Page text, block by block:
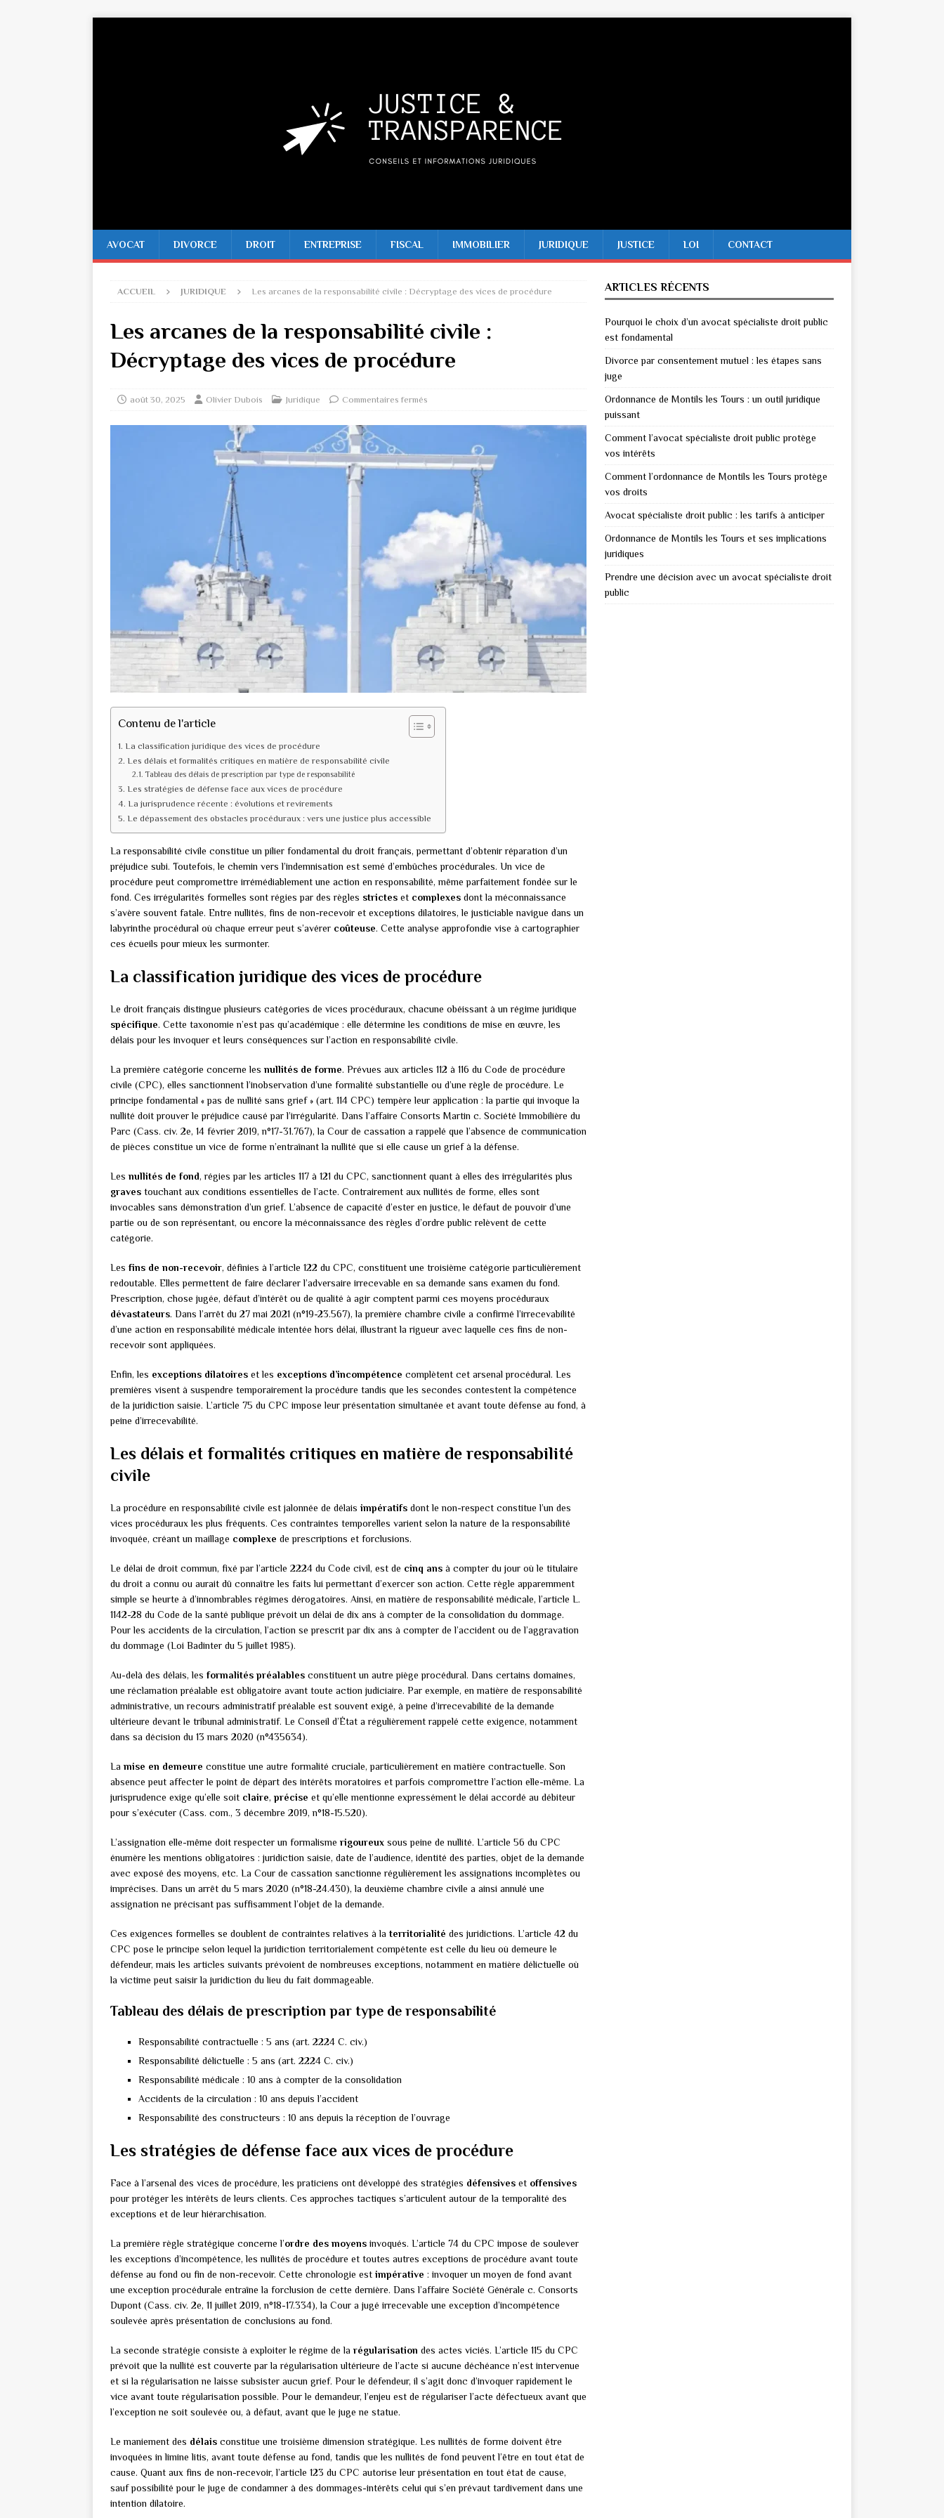
AVOCAT DIVORCE DROIT ENTREPRISE FISCAL IMMOBILIER JURIDIQUE JUSTICE LOI CONTACT
ACCUEIL JURIDIQUE Les arcanes de la responsabilité civile : Décryptage des vices de procédure
Les arcanes de la responsabilité civile :
Décryptage des vices de procédure
août 30, 2025 Olivier Dubois Juridique Commentaires fermés
Contenu de l'article
La classification juridique des vices de procédure
Les délais et formalités critiques en matière de responsabilité civile
Tableau des délais de prescription par type de responsabilité
Les stratégies de défense face aux vices de procédure
La jurisprudence récente : évolutions et revirements
Le dépassement des obstacles procéduraux : vers une justice plus accessible
La responsabilité civile constitue un pilier fondamental du droit français, permettant d’obtenir réparation d’un
préjudice subi. Toutefois, le chemin vers l’indemnisation est semé d’embûches procédurales. Un vice de
procédure peut compromettre irrémédiablement une action en responsabilité, même parfaitement fondée sur le
fond. Ces irrégularités formelles sont régies par des règles strictes et complexes dont la méconnaissance
s’avère souvent fatale. Entre nullités, fins de non-recevoir et exceptions dilatoires, le justiciable navigue dans un
labyrinthe procédural où chaque erreur peut s’avérer coûteuse. Cette analyse approfondie vise à cartographier
ces écueils pour mieux les surmonter.
La classification juridique des vices de procédure
Le droit français distingue plusieurs catégories de vices procéduraux, chacune obéissant à un régime juridique
spécifique. Cette taxonomie n’est pas qu’académique : elle détermine les conditions de mise en œuvre, les
délais pour les invoquer et leurs conséquences sur l’action en responsabilité civile.
La première catégorie concerne les nullités de forme. Prévues aux articles 112 à 116 du Code de procédure
civile (CPC), elles sanctionnent l’inobservation d’une formalité substantielle ou d’une règle de procédure. Le
principe fondamental « pas de nullité sans grief » (art. 114 CPC) tempère leur application : la partie qui invoque la
nullité doit prouver le préjudice causé par l’irrégularité. Dans l’affaire Consorts Martin c. Société Immobilière du
Parc (Cass. civ. 2e, 14 février 2019, n°17-31.767), la Cour de cassation a rappelé que l’absence de communication
de pièces constitue un vice de forme n’entraînant la nullité que si elle cause un grief à la défense.
Les nullités de fond, régies par les articles 117 à 121 du CPC, sanctionnent quant à elles des irrégularités plus
graves touchant aux conditions essentielles de l’acte. Contrairement aux nullités de forme, elles sont
invocables sans démonstration d’un grief. L’absence de capacité d’ester en justice, le défaut de pouvoir d’une
partie ou de son représentant, ou encore la méconnaissance des règles d’ordre public relèvent de cette
catégorie.
Les fins de non-recevoir, définies à l’article 122 du CPC, constituent une troisième catégorie particulièrement
redoutable. Elles permettent de faire déclarer l’adversaire irrecevable en sa demande sans examen du fond.
Prescription, chose jugée, défaut d’intérêt ou de qualité à agir comptent parmi ces moyens procéduraux
dévastateurs. Dans l’arrêt du 27 mai 2021 (n°19-23.567), la première chambre civile a confirmé l’irrecevabilité
d’une action en responsabilité médicale intentée hors délai, illustrant la rigueur avec laquelle ces fins de non-
recevoir sont appliquées.
Enfin, les exceptions dilatoires et les exceptions d’incompétence complètent cet arsenal procédural. Les
premières visent à suspendre temporairement la procédure tandis que les secondes contestent la compétence
de la juridiction saisie. L’article 75 du CPC impose leur présentation simultanée et avant toute défense au fond, à
peine d’irrecevabilité.
Les délais et formalités critiques en matière de responsabilité
civile
La procédure en responsabilité civile est jalonnée de délais impératifs dont le non-respect constitue l’un des
vices procéduraux les plus fréquents. Ces contraintes temporelles varient selon la nature de la responsabilité
invoquée, créant un maillage complexe de prescriptions et forclusions.
Le délai de droit commun, fixé par l’article 2224 du Code civil, est de cinq ans à compter du jour où le titulaire
du droit a connu ou aurait dû connaître les faits lui permettant d’exercer son action. Cette règle apparemment
simple se heurte à d’innombrables régimes dérogatoires. Ainsi, en matière de responsabilité médicale, l’article L.
1142-28 du Code de la santé publique prévoit un délai de dix ans à compter de la consolidation du dommage.
Pour les accidents de la circulation, l’action se prescrit par dix ans à compter de l’accident ou de l’aggravation
du dommage (Loi Badinter du 5 juillet 1985).
Au-delà des délais, les formalités préalables constituent un autre piège procédural. Dans certains domaines,
une réclamation préalable est obligatoire avant toute action judiciaire. Par exemple, en matière de responsabilité
administrative, un recours administratif préalable est souvent exigé, à peine d’irrecevabilité de la demande
ultérieure devant le tribunal administratif. Le Conseil d’État a régulièrement rappelé cette exigence, notamment
dans sa décision du 13 mars 2020 (n°435634).
La mise en demeure constitue une autre formalité cruciale, particulièrement en matière contractuelle. Son
absence peut affecter le point de départ des intérêts moratoires et parfois compromettre l’action elle-même. La
jurisprudence exige qu’elle soit claire, précise et qu’elle mentionne expressément le délai accordé au débiteur
pour s’exécuter (Cass. com., 3 décembre 2019, n°18-15.520).
L’assignation elle-même doit respecter un formalisme rigoureux sous peine de nullité. L’article 56 du CPC
énumère les mentions obligatoires : juridiction saisie, date de l’audience, identité des parties, objet de la demande
avec exposé des moyens, etc. La Cour de cassation sanctionne régulièrement les assignations incomplètes ou
imprécises. Dans un arrêt du 5 mars 2020 (n°18-24.430), la deuxième chambre civile a ainsi annulé une
assignation ne précisant pas suffisamment l’objet de la demande.
Ces exigences formelles se doublent de contraintes relatives à la territorialité des juridictions. L’article 42 du
CPC pose le principe selon lequel la juridiction territorialement compétente est celle du lieu où demeure le
défendeur, mais les articles suivants prévoient de nombreuses exceptions, notamment en matière délictuelle où
la victime peut saisir la juridiction du lieu du fait dommageable.
Tableau des délais de prescription par type de responsabilité
Responsabilité contractuelle : 5 ans (art. 2224 C. civ.)
Responsabilité délictuelle : 5 ans (art. 2224 C. civ.)
Responsabilité médicale : 10 ans à compter de la consolidation
Accidents de la circulation : 10 ans depuis l’accident
Responsabilité des constructeurs : 10 ans depuis la réception de l’ouvrage
Les stratégies de défense face aux vices de procédure
Face à l’arsenal des vices de procédure, les praticiens ont développé des stratégies défensives et offensives
pour protéger les intérêts de leurs clients. Ces approches tactiques s’articulent autour de la temporalité des
exceptions et de leur hiérarchisation.
La première règle stratégique concerne l’ordre des moyens invoqués. L’article 74 du CPC impose de soulever
les exceptions d’incompétence, les nullités de procédure et toutes autres exceptions de procédure avant toute
défense au fond ou fin de non-recevoir. Cette chronologie est impérative : invoquer un moyen de fond avant
une exception procédurale entraîne la forclusion de cette dernière. Dans l’affaire Société Générale c. Consorts
Dupont (Cass. civ. 2e, 11 juillet 2019, n°18-17.334), la Cour a jugé irrecevable une exception d’incompétence
soulevée après présentation de conclusions au fond.
La seconde stratégie consiste à exploiter le régime de la régularisation des actes viciés. L’article 115 du CPC
prévoit que la nullité est couverte par la régularisation ultérieure de l’acte si aucune déchéance n’est intervenue
et si la régularisation ne laisse subsister aucun grief. Pour le défendeur, il s’agit donc d’invoquer rapidement le
vice avant toute régularisation possible. Pour le demandeur, l’enjeu est de régulariser l’acte défectueux avant que
l’exception ne soit soulevée ou, à défaut, avant que le juge ne statue.
Le maniement des délais constitue une troisième dimension stratégique. Les nullités de forme doivent être
invoquées in limine litis, avant toute défense au fond, tandis que les nullités de fond peuvent l’être en tout état de
cause. Quant aux fins de non-recevoir, l’article 123 du CPC autorise leur présentation en tout état de cause,
sauf possibilité pour le juge de condamner à des dommages-intérêts celui qui s’en prévaut tardivement dans une
intention dilatoire.
ARTICLES RÉCENTS
Pourquoi le choix d’un avocat spécialiste droit public
est fondamental
Divorce par consentement mutuel : les étapes sans
juge
Ordonnance de Montils les Tours : un outil juridique
puissant
Comment l’avocat spécialiste droit public protège
vos intérêts
Comment l’ordonnance de Montils les Tours protège
vos droits
Avocat spécialiste droit public : les tarifs à anticiper
Ordonnance de Montils les Tours et ses implications
juridiques
Prendre une décision avec un avocat spécialiste droit
public